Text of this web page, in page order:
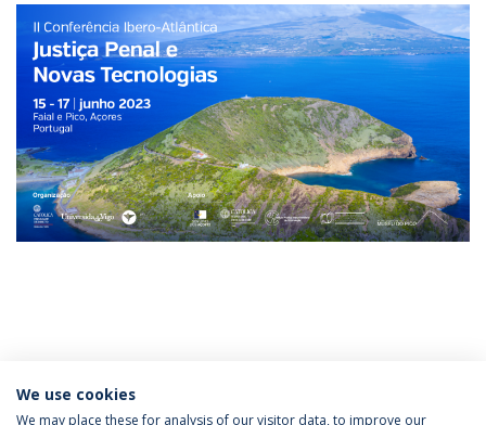
Conferências
Direito Penal
We use cookies
We may place these for analysis of our visitor data, to improve our